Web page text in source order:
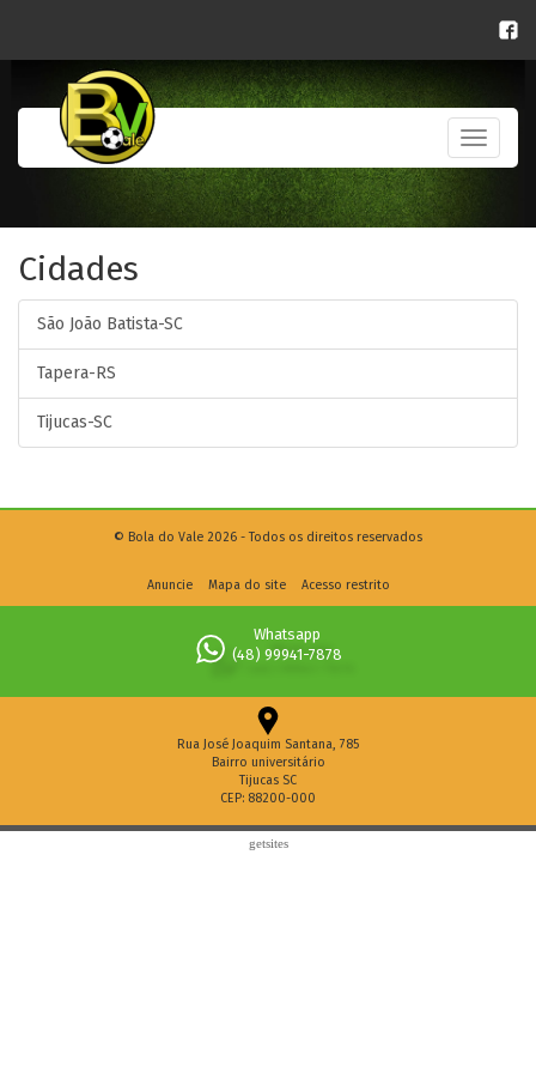
Toggle
Cidades
São João Batista-SC
Tapera-RS
Tijucas-SC
© Bola do Vale 2026 - Todos os direitos reservados
Anuncie Mapa do site Acesso restrito
Whatsapp
(48) 99941-7878
Rua José Joaquim Santana, 785
Bairro universitário
Tijucas SC
CEP: 88200-000
getsites